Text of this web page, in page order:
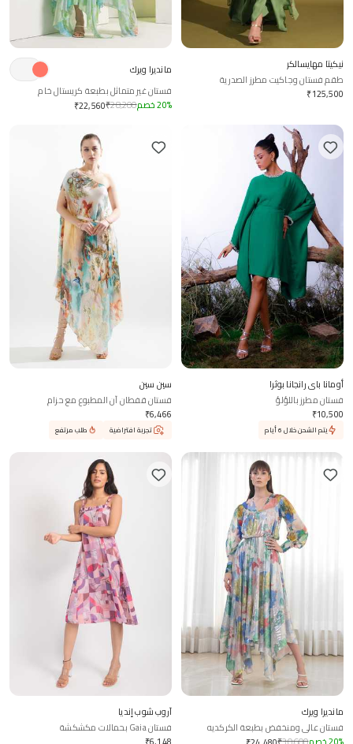
نيكيتا مهايسالكر
طقم فستان وجاكيت مطرز الصدرية
₹125,500
مانديرا ويرك
فستان غير متماثل بطبعة كريستال خام
₹22,560₹28,200 20% خصم
أومانا باي رانجانا بوثرا
فستان مطرز باللؤلؤ
₹10,500
يتم الشحن خلال 6 أيام
سين سين
فستان قفطان آن المطبوع مع حزام
₹6,466
تجربة افتراضية طلب مرتفع
مانديرا ويرك
فستان عالي ومنخفض بطبعة الكركديه
آروب شوب إنديا
فستان Gaia بحمالات مكشكشة